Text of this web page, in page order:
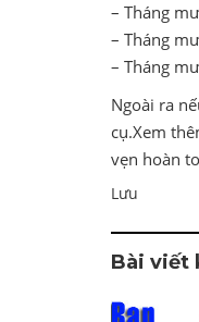
– Tháng
– Tháng
– Tháng
Ngoài ra
cụ.Xem
vẹn hoàn
Lưu
Bài viết